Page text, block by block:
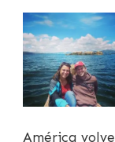
América